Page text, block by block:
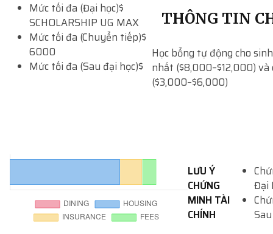
Mức tối đa (Đại học)$
SCHOLARSHIP UG MAX
Mức tối đa (Chuyển tiếp)$
6000
Mức tối đa (Sau đại học)$
THÔNG TIN
Học bổng tự động cho
nhất ($8,000–$12,000)
($3,000–$6,000)
LƯU Ý
CHỨNG
MINH TÀI
CHÍNH
Đại